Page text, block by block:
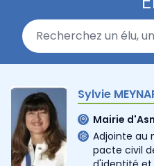
Sylvie
Mairie
Adjointe au
pacte civil